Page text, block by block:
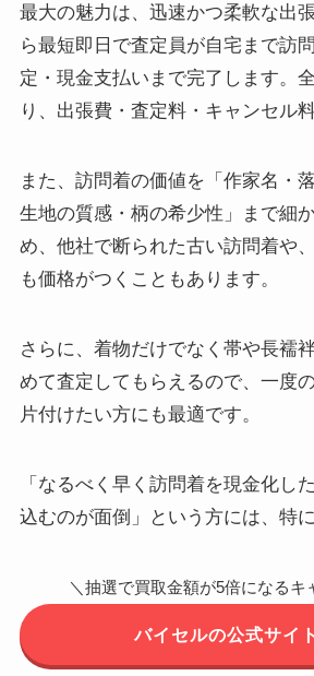
最大の魅力は、迅速かつ柔軟な出
ら最短即日で査定員が自宅まで訪
定・現金支払いまで完了します。
り、出張費・査定料・キャンセル
また、訪問着の価値を「作家名・
生地の質感・柄の希少性」まで細
め、他社で断られた古い訪問着や
も価格がつくこともあります。
さらに、着物だけでなく帯や長襦
めて査定してもらえるので、一度
片付けたい方にも最適です。
「なるべく早く訪問着を現金化し
込むのが面倒」という方には、特
＼抽選で買取金額が5倍になるキ
バイセルの公式サイ